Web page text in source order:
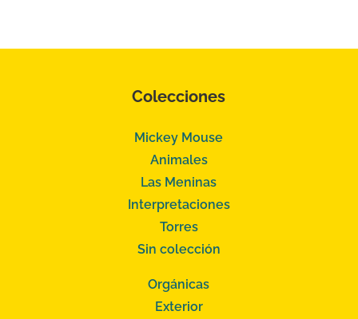
Colecciones
Mickey Mouse
Animales
Las Meninas
Interpretaciones
Torres
Sin colección
Orgánicas
Exterior